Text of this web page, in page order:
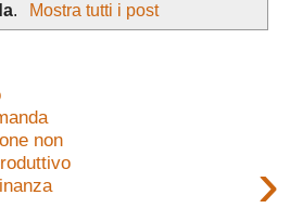
. Mostra tutti i post
non
›